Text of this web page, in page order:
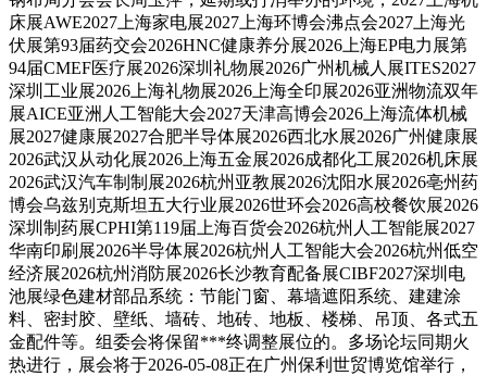
床展AWE2027上海家电展2027上海环博会沸点会2027上海光
伏展第93届药交会2026HNC健康养分展2026上海EP电力展第
94届CMEF医疗展2026深圳礼物展2026广州机械人展ITES2027
深圳工业展2026上海礼物展2026上海全印展2026亚洲物流双年
展AICE亚洲人工智能大会2027天津高博会2026上海流体机械
展2027健康展2027合肥半导体展2026西北水展2026广州健康展
2026武汉从动化展2026上海五金展2026成都化工展2026机床展
2026武汉汽车制制展2026杭州亚教展2026沈阳水展2026亳州药
博会乌兹别克斯坦五大行业展2026世环会2026高校餐饮展2026
深圳制药展CPHI第119届上海百货会2026杭州人工智能展2027
华南印刷展2026半导体展2026杭州人工智能大会2026杭州低空
经济展2026杭州消防展2026长沙教育配备展CIBF2027深圳电
池展绿色建材部品系统：节能门窗、幕墙遮阳系统、建建涂
料、密封胶、壁纸、墙砖、地砖、地板、楼梯、吊顶、各式五
金配件等。组委会将保留***终调整展位的。多场论坛同期火
热进行，展会将于2026-05-08正在广州保利世贸博览馆举行，